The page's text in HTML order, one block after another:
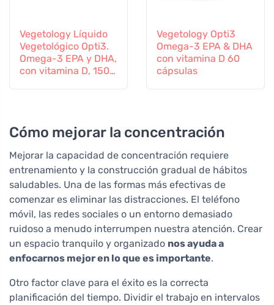
Vegetology Líquido
Vegetológico Opti3.
Omega-3 EPA y DHA,
con vitamina D, 150
Vegetology Opti3
Omega-3 EPA & DHA
con vitamina D 60
cápsulas
Cómo mejorar la concentración
Mejorar la capacidad de concentración requiere
entrenamiento y la construcción gradual de hábitos
saludables. Una de las formas más efectivas de
comenzar es eliminar las distracciones. El teléfono
móvil, las redes sociales o un entorno demasiado
ruidoso a menudo interrumpen nuestra atención. Crear
un espacio tranquilo y organizado nos ayuda a
enfocarnos mejor en lo que es importante.
Otro factor clave para el éxito es la correcta
planificación del tiempo. Dividir el trabajo en intervalos